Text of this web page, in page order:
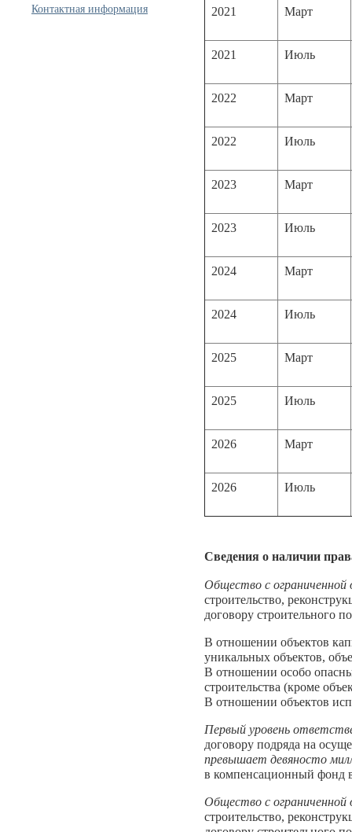
Контактная информация
2021 Март
2021 Июль
2022 Март
2022 Июль
2023 Март
2023 Июль
2024 Март
2024 Июль
2025 Март
2025 Июль
2026 Март
2026 Июль
Сведения о наличии
Общество с
строительство,
договору строительного
В отношении объектов
уникальных объектов,
В отношении особо
строительства (кроме
В отношении объектов
Первый уровень
договору подряда на
превышает девяносто
в компенсационный фонд
Общество с
строительство,